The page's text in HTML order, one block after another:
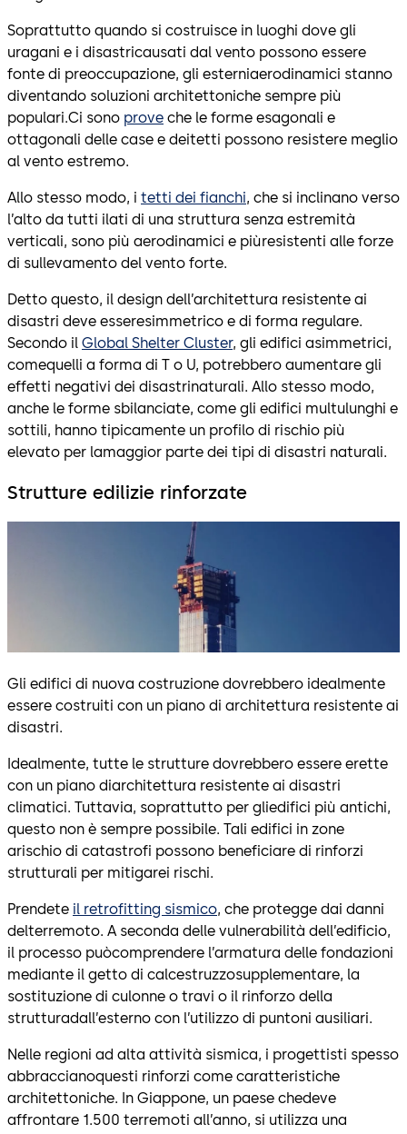
Soprattutto quando si costruisce in luoghi dove gli
uragani e i disastricausati dal vento possono essere
fonte di preoccupazione, gli esterniaerodinamici stanno
diventando soluzioni architettoniche sempre più
populari.Ci sono prove che le forme esagonali e
ottagonali delle case e deitetti possono resistere meglio
al vento estremo.
Allo stesso modo, i tetti dei fianchi, che si inclinano verso
l’alto da tutti ilati di una struttura senza estremità
verticali, sono più aerodinamici e piùresistenti alle forze
di sullevamento del vento forte.
Detto questo, il design dell’architettura resistente ai
disastri deve esseresimmetrico e di forma regulare.
Secondo il Global Shelter Cluster, gli edifici asimmetrici,
comequelli a forma di T o U, potrebbero aumentare gli
effetti negativi dei disastrinaturali. Allo stesso modo,
anche le forme sbilanciate, come gli edifici multulunghi e
sottili, hanno tipicamente un profilo di rischio più
elevato per lamaggior parte dei tipi di disastri naturali.
Strutture edilizie rinforzate
Gli edifici di nuova costruzione dovrebbero idealmente
essere costruiti con un piano di architettura resistente ai
disastri.
Idealmente, tutte le strutture dovrebbero essere erette
con un piano diarchitettura resistente ai disastri
climatici. Tuttavia, soprattutto per gliedifici più antichi,
questo non è sempre possibile. Tali edifici in zone
arischio di catastrofi possono beneficiare di rinforzi
strutturali per mitigarei rischi.
Prendete il retrofitting sismico, che protegge dai danni
delterremoto. A seconda delle vulnerabilità dell’edificio,
il processo puòcomprendere l’armatura delle fondazioni
mediante il getto di calcestruzzosupplementare, la
sostituzione di culonne o travi o il rinforzo della
strutturadall’esterno con l’utilizzo di puntoni ausiliari.
Nelle regioni ad alta attività sismica, i progettisti spesso
abbraccianoquesti rinforzi come caratteristiche
architettoniche. In Giappone, un paese chedeve
affrontare 1.500 terremoti all’anno, si utilizza una